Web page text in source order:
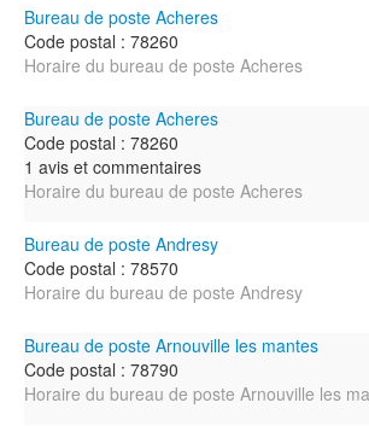
Bureau de poste Acheres
Code postal : 78260
Horaire du bureau de poste Acheres
Bureau de poste Acheres
Code postal : 78260
1 avis et commentaires
Horaire du bureau de poste Acheres
Bureau de poste Andresy
Code postal : 78570
Horaire du bureau de poste Andresy
Bureau de poste Arnouville les mantes
Code postal : 78790
Horaire du bureau de poste Arnouville les